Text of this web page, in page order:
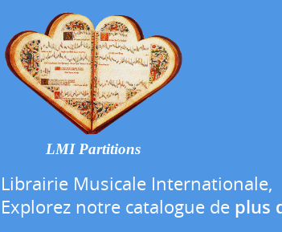
LMI Partitions
Librairie Musicale Internationale,
Explorez notre catalogue de plus